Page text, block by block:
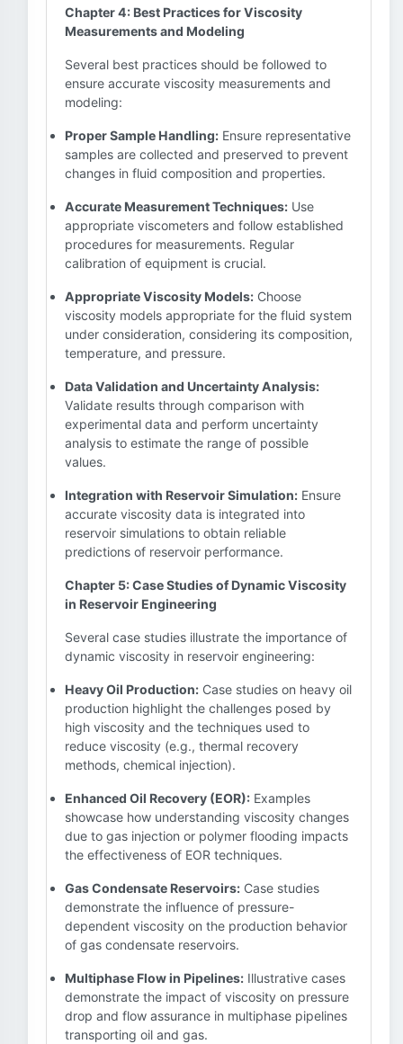
Chapter 4: Best Practices for Viscosity
Measurements and Modeling
Several best practices should be followed to
ensure accurate viscosity measurements and
modeling:
Proper Sample Handling: Ensure representative
samples are collected and preserved to prevent
changes in fluid composition and properties.
Accurate Measurement Techniques: Use
appropriate viscometers and follow established
procedures for measurements. Regular
calibration of equipment is crucial.
Appropriate Viscosity Models: Choose
viscosity models appropriate for the fluid system
under consideration, considering its composition,
temperature, and pressure.
Data Validation and Uncertainty Analysis:
Validate results through comparison with
experimental data and perform uncertainty
analysis to estimate the range of possible
values.
Integration with Reservoir Simulation: Ensure
accurate viscosity data is integrated into
reservoir simulations to obtain reliable
predictions of reservoir performance.
Chapter 5: Case Studies of Dynamic Viscosity
in Reservoir Engineering
Several case studies illustrate the importance of
dynamic viscosity in reservoir engineering:
Heavy Oil Production: Case studies on heavy oil
production highlight the challenges posed by
high viscosity and the techniques used to
reduce viscosity (e.g., thermal recovery
methods, chemical injection).
Enhanced Oil Recovery (EOR): Examples
showcase how understanding viscosity changes
due to gas injection or polymer flooding impacts
the effectiveness of EOR techniques.
Gas Condensate Reservoirs: Case studies
demonstrate the influence of pressure-
dependent viscosity on the production behavior
of gas condensate reservoirs.
Multiphase Flow in Pipelines: Illustrative cases
demonstrate the impact of viscosity on pressure
drop and flow assurance in multiphase pipelines
transporting oil and gas.